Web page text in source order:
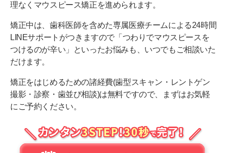
理なくマウスピース矯正を進められます。
矯正中は、歯科医師を含めた専属医療チームによる24時間
LINEサポートがつきますので「つわりでマウスピースを
つけるのが辛い」といったお悩みも、いつでもご相談いた
だけます。
矯正をはじめるための諸経費(歯型スキャン・レントゲン
撮影・診察・歯並び相談)は無料ですので、まずはお気軽
にご予約ください。